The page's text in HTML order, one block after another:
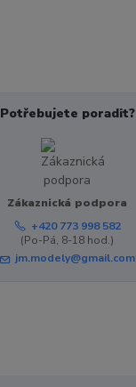
Potřebujete poradit?
Zákaznická podpora
+420 773 998 582
(Po-Pá, 8-18 hod.)
jm.modely@gmail.com